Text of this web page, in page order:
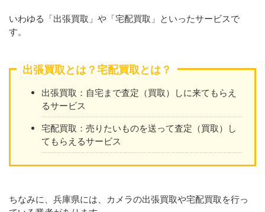
いわゆる「出張買取」や「宅配買取」といったサービスで
す。
出張買取とは？宅配買取とは？
出張買取：自宅まで査定（買取）しに来てもらえ
るサービス
宅配買取：売りたいものを送って査定（買取）し
てもらえるサービス
ちなみに、兵庫県には、カメラの出張買取や宅配買取を行っ